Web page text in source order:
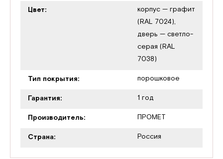
Цвет:
корпус — графит
(RAL 7024),
дверь — светло-
серая (RAL
7038)
Тип покрытия: порошковое
Гарантия: 1 год
Производитель: ПРОМЕТ
Страна: Россия